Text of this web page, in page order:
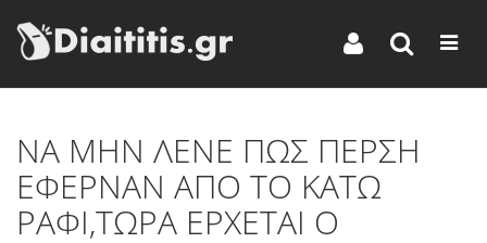
ΝΑ ΜΗΝ ΛΕΝΕ ΠΩΣ ΠΕΡΣΗ
ΕΦΕΡΝΑΝ ΑΠΟ ΤΟ ΚΑΤΩ
ΡΑΦΙ,ΤΩΡΑ ΕΡΧΕΤΑΙ Ο